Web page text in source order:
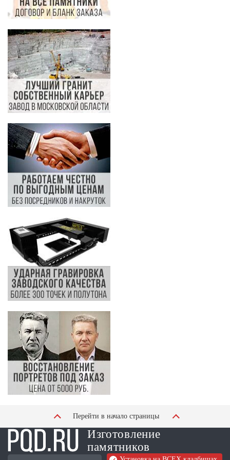
Перейти в начало страницы
Изготовление
памятников